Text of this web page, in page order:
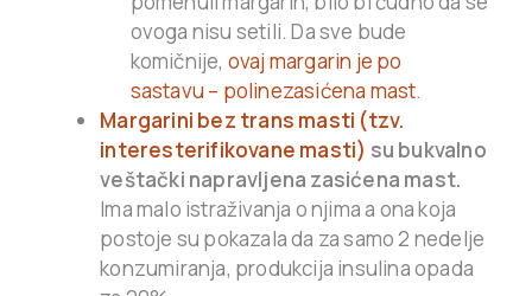
ovoga nisu setili. Da sve bude
komičnije, ovaj margarin je po
sastavu – polinezasićena mast.
Margarini bez trans masti (tzv.
interesterifikovane masti) su bukvalno
veštački napravljena zasićena mast.
Ima malo istraživanja o njima a ona koja
postoje su pokazala da za samo 2 nedelje
konzumiranja, produkcija insulina opada